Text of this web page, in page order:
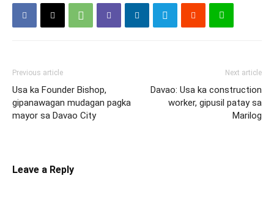
Previous article
Usa ka Founder Bishop,
gipanawagan mudagan pagka
mayor sa Davao City
Next article
Davao: Usa ka construction
worker, gipusil patay sa
Marilog
Leave a Reply